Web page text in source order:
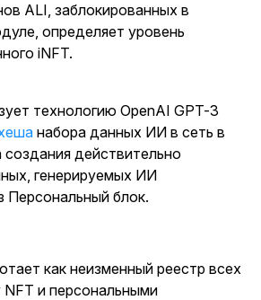
ALI, заблокированных в
определяет уровень
iNFT.
технологию OpenAI GPT-3
набора данных ИИ в сеть в
создания действительно
генерируемых ИИ
Персональный блок.
как неизменный реестр всех
и персональными